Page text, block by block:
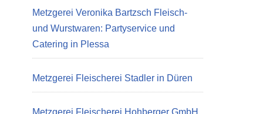
Metzgerei Veronika Bartzsch Fleisch-
und Wurstwaren: Partyservice und
Catering in Plessa
Metzgerei Fleischerei Stadler in Düren
Metzgerei Fleischerei Hohberger GmbH